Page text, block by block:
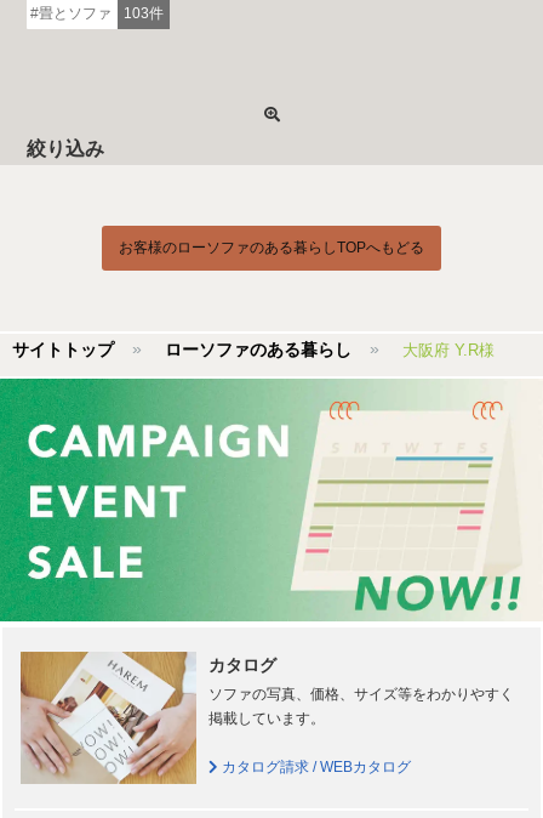
畳とソファ 103件
絞り込み
お客様のローソファのある暮らしTOPへもどる
サイトトップ ローソファのある暮らし 大阪府 Y.R様
カタログ
ソファの写真、価格、サイズ等をわかりやすく
掲載しています。
カタログ請求 / WEBカタログ